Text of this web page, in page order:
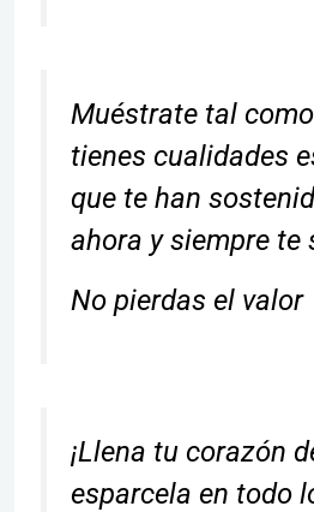
Muéstrate tal
tienes cualidades
que te han
ahora y siempre te
No pierdas el valor
¡Llena tu corazón
esparcela en todo